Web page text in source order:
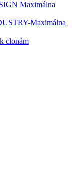
Maximálna
Maximálna
clonám